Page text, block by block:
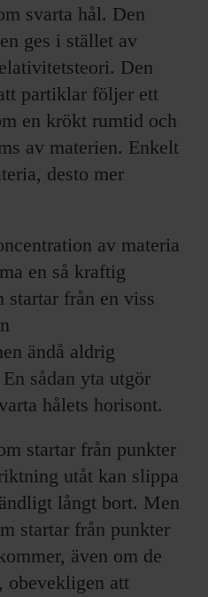
svarta hål. Den
ges i stället av
Den
partiklar följer ett
en krökt rumtid och
av materien. Enkelt
desto mer
av materia
en så kraftig
från en viss
ändå aldrig
sådan yta utgör
hålets horisont.
startar från punkter
utåt kan slippa
långt bort. Men
startar från punkter
även om de
obevekligen att